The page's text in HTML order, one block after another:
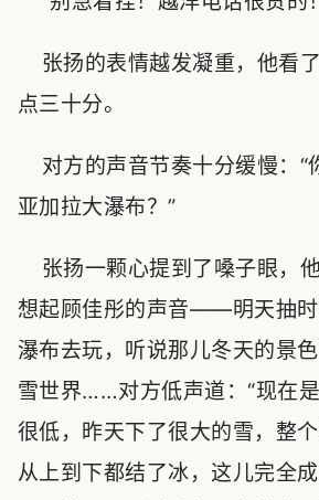
张扬的表情越发凝重，他看
点三十分。
对方的声音节奏十分缓慢：“
亚加拉大瀑布？”
张扬一颗心提到了嗓子眼，
想起顾佳彤的声音——明天抽
瀑布去玩，听说那儿冬天的景
雪世界……对方低声道：“现在
很低，昨天下了很大的雪，整
从上到下都结了冰，这儿完全